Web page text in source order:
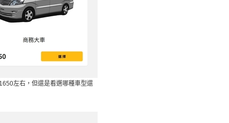
左右，但還是看選哪種車型還